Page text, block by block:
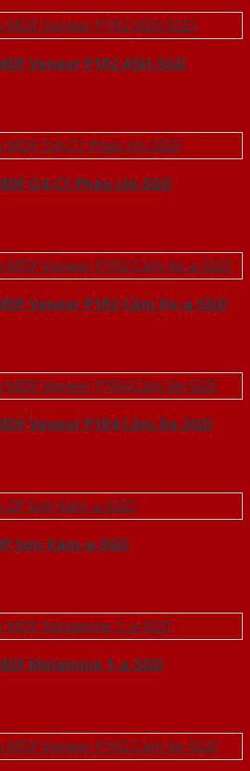
Veneer P1R2 ASH-SGD
O4-C1 Phào chi-SGD
Veneer P1R2 Căm Xe-a-SGD
Veneer P1R4 Căm Xe-SGD
Sơn Xám-a-SGD
Melamine 1-a-SGD